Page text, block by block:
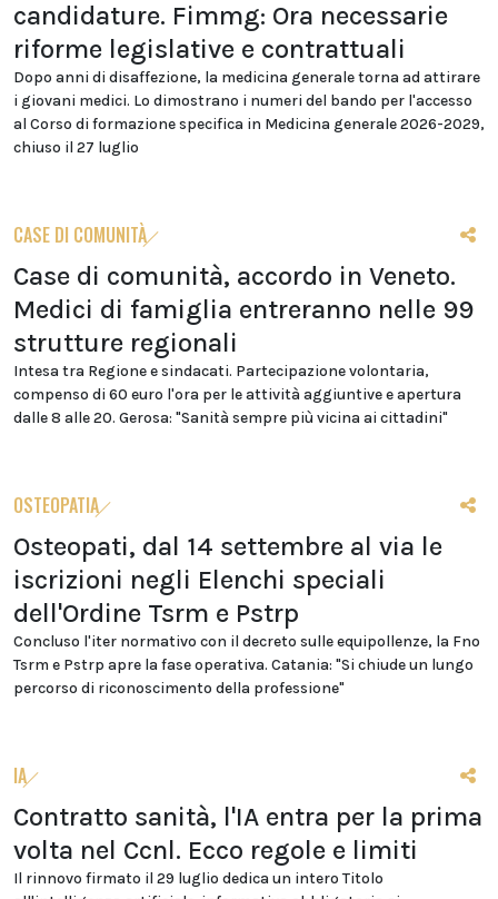
candidature. Fimmg: Ora necessarie
riforme legislative e contrattuali
Dopo anni di disaffezione, la medicina generale torna ad attirare
i giovani medici. Lo dimostrano i numeri del bando per l'accesso
al Corso di formazione specifica in Medicina generale 2026-2029,
chiuso il 27 luglio
CASE DI COMUNITÀ
Case di comunità, accordo in Veneto.
Medici di famiglia entreranno nelle 99
strutture regionali
Intesa tra Regione e sindacati. Partecipazione volontaria,
compenso di 60 euro l'ora per le attività aggiuntive e apertura
dalle 8 alle 20. Gerosa: "Sanità sempre più vicina ai cittadini"
OSTEOPATIA
Osteopati, dal 14 settembre al via le
iscrizioni negli Elenchi speciali
dell'Ordine Tsrm e Pstrp
Concluso l'iter normativo con il decreto sulle equipollenze, la Fno
Tsrm e Pstrp apre la fase operativa. Catania: "Si chiude un lungo
percorso di riconoscimento della professione"
IA
Contratto sanità, l'IA entra per la prima
volta nel Ccnl. Ecco regole e limiti
Il rinnovo firmato il 29 luglio dedica un intero Titolo